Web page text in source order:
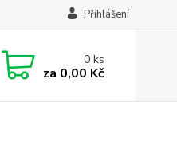
Přihlášení
0ks
za 0,00 Kč